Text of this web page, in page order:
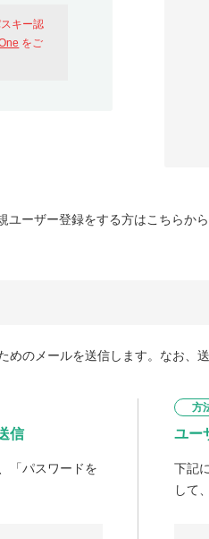
キー認
をご
ーザー登録をする方はこちらから
のメールを送信します。なお、
信
「パスワードを
方
ユー
下記
して